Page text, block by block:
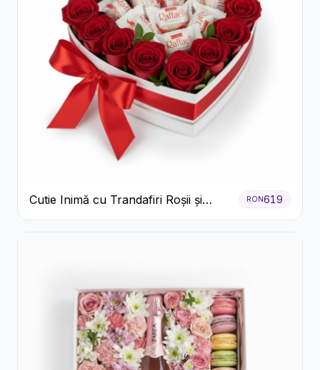
Cutie Inimă cu Trandafiri Roșii și
Bomboane Raffaello
RON619